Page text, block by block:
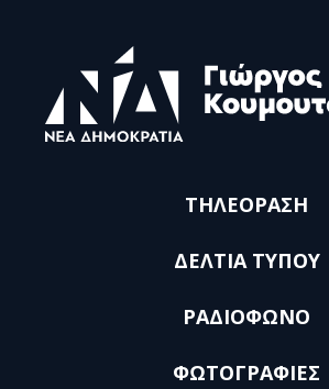
ΤΗΛΕΟΡΑΣΗ
ΔΕΛΤΙΑ ΤΥΠΟΥ
ΡΑΔΙΟΦΩΝΟ
ΦΩΤΟΓΡΑΦΙΕΣ